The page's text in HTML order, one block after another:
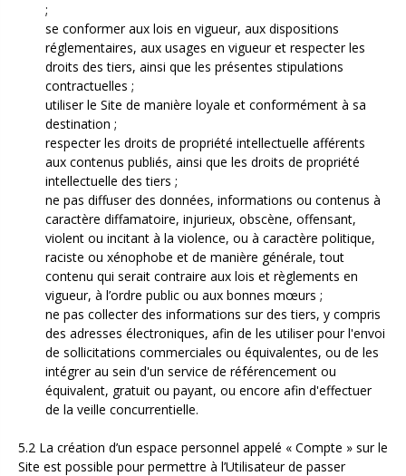
;
se conformer aux lois en vigueur, aux dispositions
réglementaires, aux usages en vigueur et respecter les
droits des tiers, ainsi que les présentes stipulations
contractuelles ;
utiliser le Site de manière loyale et conformément à sa
destination ;
respecter les droits de propriété intellectuelle afférents
aux contenus publiés, ainsi que les droits de propriété
intellectuelle des tiers ;
ne pas diffuser des données, informations ou contenus à
caractère diffamatoire, injurieux, obscène, offensant,
violent ou incitant à la violence, ou à caractère politique,
raciste ou xénophobe et de manière générale, tout
contenu qui serait contraire aux lois et règlements en
vigueur, à l’ordre public ou aux bonnes mœurs ;
ne pas collecter des informations sur des tiers, y compris
des adresses électroniques, afin de les utiliser pour l'envoi
de sollicitations commerciales ou équivalentes, ou de les
intégrer au sein d'un service de référencement ou
équivalent, gratuit ou payant, ou encore afin d'effectuer
de la veille concurrentielle.
5.2 La création d’un espace personnel appelé « Compte » sur le
Site est possible pour permettre à l’Utilisateur de passer